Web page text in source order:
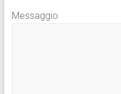
Messaggio